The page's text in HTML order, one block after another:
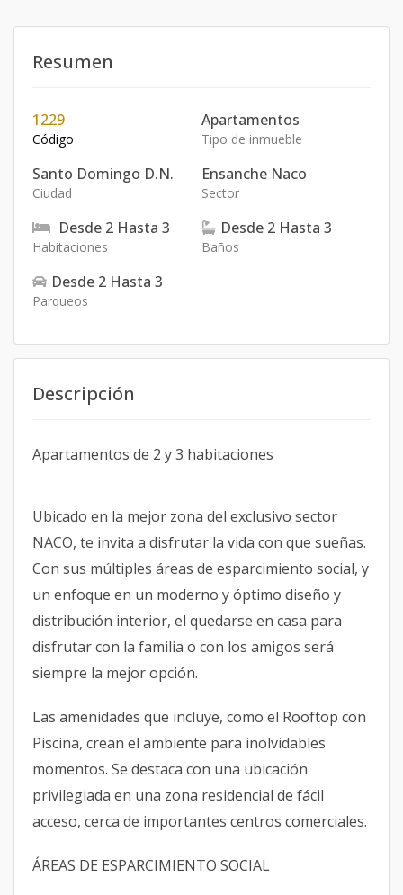
Resumen
1229
Código
Apartamentos
Tipo de inmueble
Santo Domingo D.N.
Ciudad
Ensanche Naco
Sector
Desde 2 Hasta 3
Habitaciones
Desde 2 Hasta 3
Baños
Desde 2 Hasta 3
Parqueos
Descripción
Apartamentos de 2 y 3 habitaciones
Ubicado en la mejor zona del exclusivo sector
NACO, te invita a disfrutar la vida con que sueñas.
Con sus múltiples áreas de esparcimiento social, y
un enfoque en un moderno y óptimo diseño y
distribución interior, el quedarse en casa para
disfrutar con la familia o con los amigos será
siempre la mejor opción.
Las amenidades que incluye, como el Rooftop con
Piscina, crean el ambiente para inolvidables
momentos. Se destaca con una ubicación
privilegiada en una zona residencial de fácil
acceso, cerca de importantes centros comerciales.
ÁREAS DE ESPARCIMIENTO SOCIAL